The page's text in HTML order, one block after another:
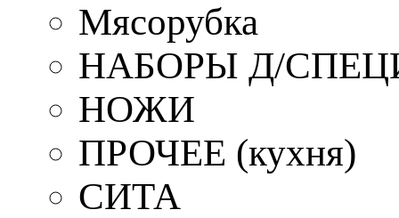
Мясорубка
НАБОРЫ Д/
НОЖИ
ПРОЧЕЕ (кухня)
СИТА